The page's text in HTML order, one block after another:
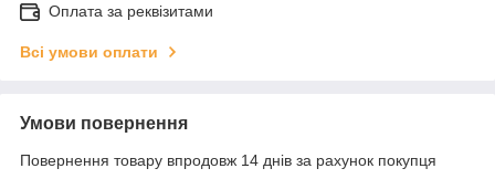
Оплата за реквізитами
Всі умови оплати
Умови повернення
Повернення товару впродовж 14 днів за рахунок покупця